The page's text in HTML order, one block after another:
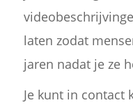
laten zodat
jaren nadat je ze
Je kunt in contact